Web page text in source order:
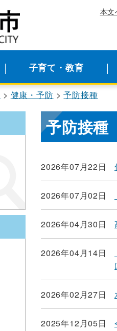
本文
子育て・教育
健康・予防 予防接種
予防接種
2026年07月22日
2026年07月02日
2026年04月30日
2026年04月14日
2026年02月27日
2025年12月05日